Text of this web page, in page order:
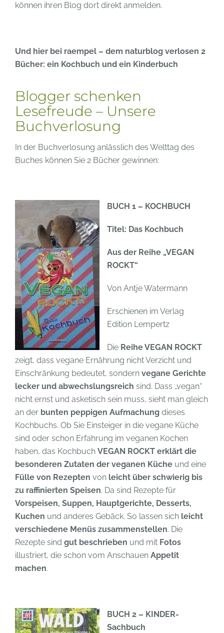
können ihren Blog dort direkt anmelden.
Und hier bei raempel – dem naturblog verlosen 2
Bücher: ein Kochbuch und ein Kinderbuch
Blogger schenken
Lesefreude – Unsere
Buchverlosung
In der Buchverlosung anlässlich des Welttag des
Buches können Sie 2 Bücher gewinnen:
BUCH 1 – KOCHBUCH
Titel: Das Kochbuch
Aus der Reihe „VEGAN
ROCKT“
Von Antje Watermann
Erschienen im Verlag
Edition Lempertz
Die Reihe VEGAN ROCKT
zeigt, dass vegane Ernährung nicht Verzicht und
Einschränkung bedeutet, sondern vegane Gerichte
lecker und abwechslungsreich sind. Dass „vegan“
nicht ernst und asketisch sein muss, sieht man gleich
an der bunten peppigen Aufmachung dieses
Kochbuchs. Ob Sie Einsteiger in die vegane Küche
sind oder schon Erfahrung im veganen Kochen
haben, das Kochbuch VEGAN ROCKT erklärt die
besonderen Zutaten der veganen Küche und eine
Fülle von Rezepten von leicht über schwierig bis
zu raffinierten Speisen. Da sind Rezepte für
Vorspeisen, Suppen, Hauptgerichte, Desserts,
Kuchen und anderes Gebäck. So lassen sich leicht
verschiedene Menüs zusammenstellen. Die
Rezepte sind gut beschrieben und mit Fotos
illustriert, die schon vom Anschauen Appetit
machen.
BUCH 2 – KINDER-
Sachbuch